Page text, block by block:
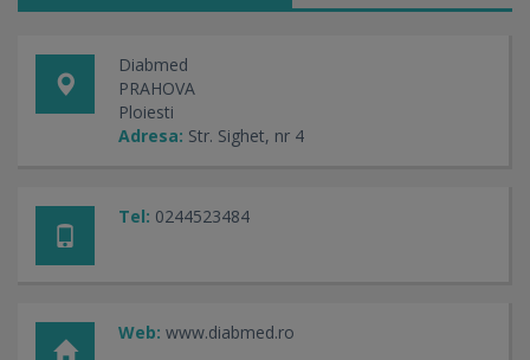
Diabmed
PRAHOVA
Ploiesti
Adresa: Str. Sighet, nr 4
Tel: 0244523484
Web: www.diabmed.ro